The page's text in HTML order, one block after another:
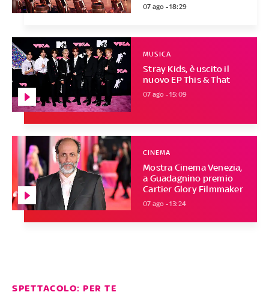
07 ago - 18:29
Stray Kids, è uscito il
nuovo EP This & That
MUSICA
07 ago - 15:09
Mostra Cinema Venezia,
a Guadagnino premio
Cartier Glory Filmmaker
CINEMA
07 ago - 13:24
SPETTACOLO: PER TE